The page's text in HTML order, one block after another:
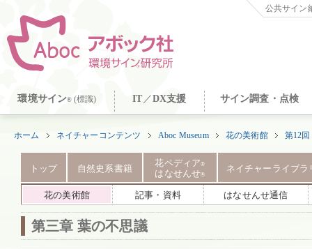
公共サイン
環境サイン® (標識) IT ／DX支援 サイン調査・点検
ホーム ネイチャーコンテンツ Aboc Museum 花の美術館 第12
トップ 自然史系書籍
花ペディア®
はなせんせ®
ネイチャーライブラ
花の美術館 記事・資料 はなせんせ通信
第三章 葉の不思議